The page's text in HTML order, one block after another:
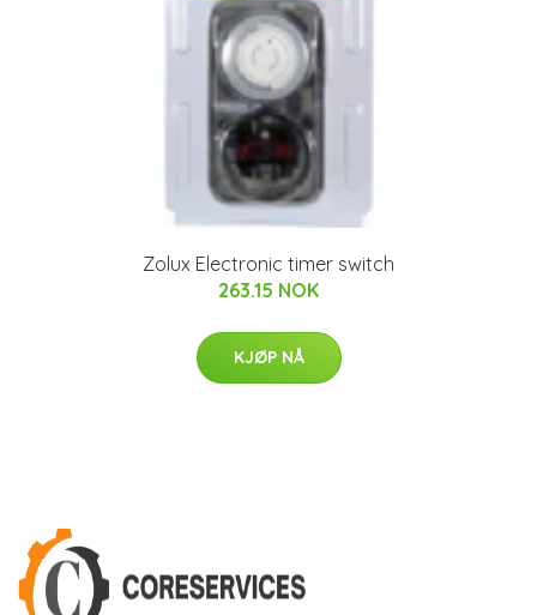
Zolux Electronic timer switch
263.15 NOK
KJØP NÅ